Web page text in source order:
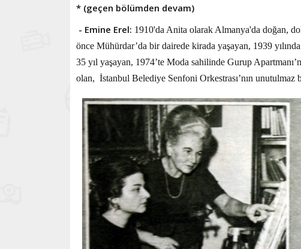
* (geçen bölümden devam)
- Emine Erel: 1910'da Anita olarak Almanya'da doğan,
önce Mühürdar’da bir dairede kirada yaşayan, 1939
35 yıl yaşayan, 1974’te Moda sahilinde Gurup
olan, İstanbul Belediye Senfoni Orkestrası’nın unutulmaz